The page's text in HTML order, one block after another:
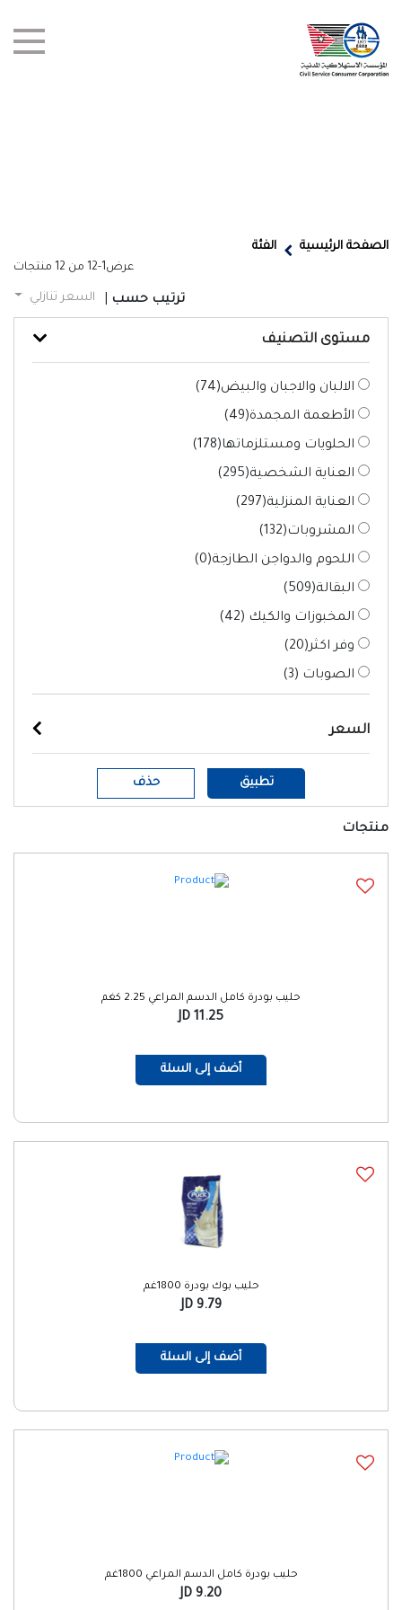
الفروع
الصفحة الرئيسية الفئة
عرض1-12 من 12 منتجات
ترتيب حسب السعر تنازلي
مستوى التصنيف
الالبان والاجبان والبيض(74
)
الأطعمة المجمدة(49
)
الحلويات ومستلزماتها(178
)
العناية الشخصية(295
)
العناية المنزلية(297
)
المشروبات(132
)
اللحوم والدواجن الطازجة(0
)
البقالة(509
)
المخبوزات والكيك (42
)
وفر اكثر(20
)
الصوبات (3
)
السعر
تطبيق حذف
منتجات
حليب بودرة كامل الدسم المراعي 2.25 كغم
11.25 JD
أضف إلى السلة
حليب بوك بودرة 1800غم
9.79 JD
أضف إلى السلة
حليب بودرة كامل الدسم المراعي 1800غم
9.20 JD